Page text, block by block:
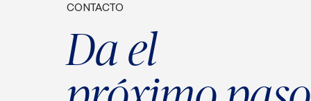
CONTACTO
Da el